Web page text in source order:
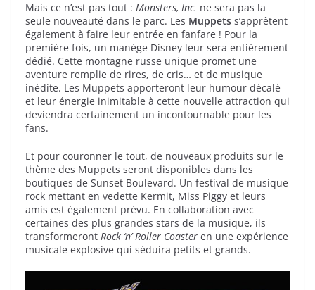
Mais ce n’est pas tout : Monsters, Inc. ne sera pas la
seule nouveauté dans le parc. Les Muppets s’apprêtent
également à faire leur entrée en fanfare ! Pour la
première fois, un manège Disney leur sera entièrement
dédié. Cette montagne russe unique promet une
aventure remplie de rires, de cris… et de musique
inédite. Les Muppets apporteront leur humour décalé
et leur énergie inimitable à cette nouvelle attraction qui
deviendra certainement un incontournable pour les
fans.
Et pour couronner le tout, de nouveaux produits sur le
thème des Muppets seront disponibles dans les
boutiques de Sunset Boulevard. Un festival de musique
rock mettant en vedette Kermit, Miss Piggy et leurs
amis est également prévu. En collaboration avec
certaines des plus grandes stars de la musique, ils
transformeront Rock ‘n’ Roller Coaster en une expérience
musicale explosive qui séduira petits et grands.